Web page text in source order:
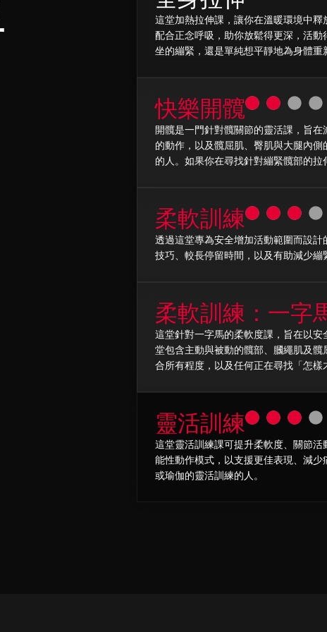
這堂加熱拉伸課，讓你在溫暖環境中
配合正念呼吸，助你放鬆得更深，活
坐的繃緊，還是單純想平靜地為身體重
快樂開髖
開髖是一門針對髖關節的靈活課，旨
的動作，以及髖屈肌、臀肌與大腿內
的人。如果你在尋找針對繃緊髖部的拉
柔軟訓練
透過這堂專為安全增加活動範圍而設
技巧、較長停留時間，以及有助減少繃
柔軟訓練：一字
這堂針對一字馬的柔軟度課，旨在以
堂包含主動與被動的髖部、膕繩肌及
合所有程度，以及任何正在尋找「怎樣
靈活訓練
這堂靈活訓練課可提升柔軟度、關節
能性動作模式，以支援更佳表現、減
或瑜伽的靈活訓練的人。